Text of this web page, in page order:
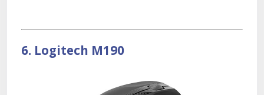
6. Logitech M190